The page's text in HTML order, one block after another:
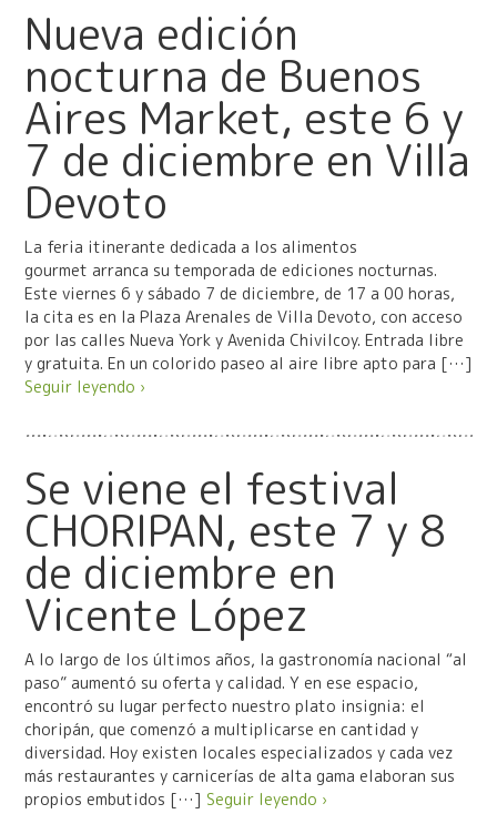
Nueva edición
nocturna de Buenos
Aires Market, este 6 y
7 de diciembre en Villa
Devoto
La feria itinerante dedicada a los alimentos
gourmet arranca su temporada de ediciones nocturnas.
Este viernes 6 y sábado 7 de diciembre, de 17 a 00 horas,
la cita es en la Plaza Arenales de Villa Devoto, con acceso
por las calles Nueva York y Avenida Chivilcoy. Entrada libre
y gratuita. En un colorido paseo al aire libre apto para […]
Seguir leyendo ›
Se viene el festival
CHORIPAN, este 7 y 8
de diciembre en
Vicente López
A lo largo de los últimos años, la gastronomía nacional “al
paso” aumentó su oferta y calidad. Y en ese espacio,
encontró su lugar perfecto nuestro plato insignia: el
choripán, que comenzó a multiplicarse en cantidad y
diversidad. Hoy existen locales especializados y cada vez
más restaurantes y carnicerías de alta gama elaboran sus
propios embutidos […] Seguir leyendo ›